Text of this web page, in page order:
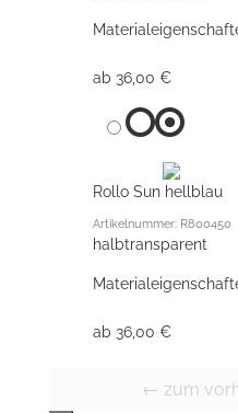
ab 36,00 €
Rollo Sun hellblau
Artikelnummer: R800450
halbtransparent
ab 36,00 €
← zum